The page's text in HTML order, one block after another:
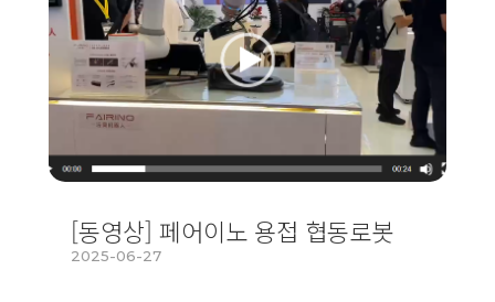
[동영상] 페어이노 용접 협동로봇
2025-06-27